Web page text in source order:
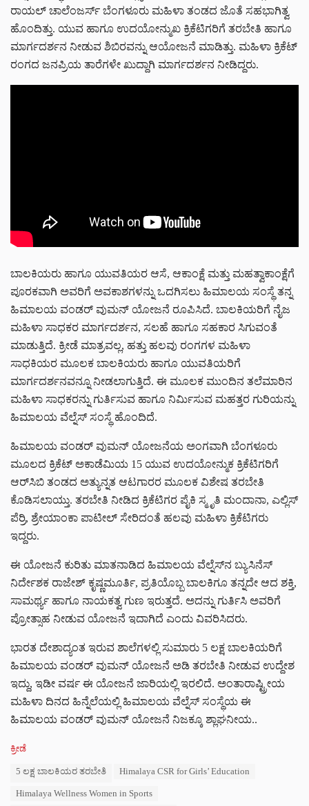
ರಾಯಲ್ ಚಾಲೆಂಜರ್ಸ್ ಬೆಂಗಳೂರು ಮಹಿಳಾ ತಂಡದ ಜೊತೆ ಸಹಭಾಗಿತ್ವ
ಹೊಂದಿತ್ತು. ಯುವ ಹಾಗೂ ಉದಯೋನ್ಮುಖ ಕ್ರಿಕೆಟಿಗರಿಗೆ ತರಬೇತಿ ಹಾಗೂ
ಮಾರ್ಗದರ್ಶನ ನೀಡುವ ಶಿಬಿರವನ್ನು ಆಯೋಜನೆ ಮಾಡಿತ್ತು. ಮಹಿಳಾ ಕ್ರಿಕೆಟ್
ರಂಗದ ಜನಪ್ರಿಯ ತಾರೆಗಳೇ ಖುದ್ದಾಗಿ ಮಾರ್ಗದರ್ಶನ ನೀಡಿದ್ದರು.
ಬಾಲಕಿಯರು ಹಾಗೂ ಯುವತಿಯರ ಆಸೆ, ಆಕಾಂಕ್ಷೆ ಮತ್ತು ಮಹತ್ವಾಕಾಂಕ್ಷೆಗೆ
ಪೂರಕವಾಗಿ ಅವರಿಗೆ ಅವಕಾಶಗಳನ್ನು ಒದಗಿಸಲು ಹಿಮಾಲಯ ಸಂಸ್ಥೆ ತನ್ನ
ಹಿಮಾಲಯ ವಂಡರ್ ವುಮನ್ ಯೋಜನೆ ರೂಪಿಸಿದೆ. ಬಾಲಕಿಯರಿಗೆ ನೈಜ
ಮಹಿಳಾ ಸಾಧಕರ ಮಾರ್ಗದರ್ಶನ, ಸಲಹೆ ಹಾಗೂ ಸಹಕಾರ ಸಿಗುವಂತೆ
ಮಾಡುತ್ತಿದೆ. ಕ್ರೀಡೆ ಮಾತ್ರವಲ್ಲ, ಹತ್ತು ಹಲವು ರಂಗಗಳ ಮಹಿಳಾ
ಸಾಧಕಿಯರ ಮೂಲಕ ಬಾಲಕಿಯರು ಹಾಗೂ ಯುವತಿಯರಿಗೆ
ಮಾರ್ಗದರ್ಶನವನ್ನೂ ನೀಡಲಾಗುತ್ತಿದೆ. ಈ ಮೂಲಕ ಮುಂದಿನ ತಲೆಮಾರಿನ
ಮಹಿಳಾ ಸಾಧಕರನ್ನು ಗುರ್ತಿಸುವ ಹಾಗೂ ನಿರ್ಮಿಸುವ ಮಹತ್ತರ ಗುರಿಯನ್ನು
ಹಿಮಾಲಯ ವೆಲ್ನೆಸ್ ಸಂಸ್ಥೆ ಹೊಂದಿದೆ.
ಹಿಮಾಲಯ ವಂಡರ್ ವುಮನ್ ಯೋಜನೆಯ ಅಂಗವಾಗಿ ಬೆಂಗಳೂರು
ಮೂಲದ ಕ್ರಿಕೆಟ್ ಅಕಾಡೆಮಿಯ 15 ಯುವ ಉದಯೋನ್ಮುಕ ಕ್ರಿಕೆಟಿಗರಿಗೆ
ಆರ್‌ಸಿಬಿ ತಂಡದ ಅತ್ಯುನ್ನತ ಆಟಗಾರರ ಮೂಲಕ ವಿಶೇಷ ತರಬೇತಿ
ಕೊಡಿಸಲಾಯ್ತು. ತರಬೇತಿ ನೀಡಿದ ಕ್ರಿಕೆಟಿಗರ ಪೈಕಿ ಸ್ಮೃತಿ ಮಂದಾನಾ, ಎಲ್ಲಿಸ್
ಪೆರ್ರಿ, ಶ್ರೇಯಾಂಕಾ ಪಾಟೀಲ್ ಸೇರಿದಂತೆ ಹಲವು ಮಹಿಳಾ ಕ್ರಿಕೆಟಿಗರು
ಇದ್ದರು.
ಈ ಯೋಜನೆ ಕುರಿತು ಮಾತನಾಡಿದ ಹಿಮಾಲಯ ವೆಲ್ನೆಸ್‌ನ ಬ್ಯುಸಿನೆಸ್
ನಿರ್ದೇಶಕ ರಾಜೇಶ್ ಕೃಷ್ಣಮೂರ್ತಿ, ಪ್ರತಿಯೊಬ್ಬ ಬಾಲಕಿಗೂ ತನ್ನದೇ ಆದ ಶಕ್ತಿ,
ಸಾಮರ್ಥ್ಯ ಹಾಗೂ ನಾಯಕತ್ವ ಗುಣ ಇರುತ್ತದೆ. ಅದನ್ನು ಗುರ್ತಿಸಿ ಅವರಿಗೆ
ಪ್ರೋತ್ಸಾಹ ನೀಡುವ ಯೋಜನೆ ಇದಾಗಿದೆ ಎಂದು ವಿವರಿಸಿದರು.
ಭಾರತ ದೇಶಾದ್ಯಂತ ಇರುವ ಶಾಲೆಗಳಲ್ಲಿ ಸುಮಾರು 5 ಲಕ್ಷ ಬಾಲಕಿಯರಿಗೆ
ಹಿಮಾಲಯ ವಂಡರ್ ವುಮನ್ ಯೋಜನೆ ಅಡಿ ತರಬೇತಿ ನೀಡುವ ಉದ್ದೇಶ
ಇದ್ದು, ಇಡೀ ವರ್ಷ ಈ ಯೋಜನೆ ಜಾರಿಯಲ್ಲಿ ಇರಲಿದೆ. ಅಂತಾರಾಷ್ಟ್ರೀಯ
ಮಹಿಳಾ ದಿನದ ಹಿನ್ನೆಲೆಯಲ್ಲಿ ಹಿಮಾಲಯ ವೆಲ್ನೆಸ್ ಸಂಸ್ಥೆಯ ಈ
ಹಿಮಾಲಯ ವಂಡರ್ ವುಮನ್ ಯೋಜನೆ ನಿಜಕ್ಕೂ ಶ್ಲಾಘನೀಯ..
C
ಕ್ರೀಡೆ
5 ಲಕ್ಷ ಬಾಲಕಿಯರ ತರಬೇತಿ Himalaya CSR for Girls’ Education
Himalaya Wellness Women in Sports